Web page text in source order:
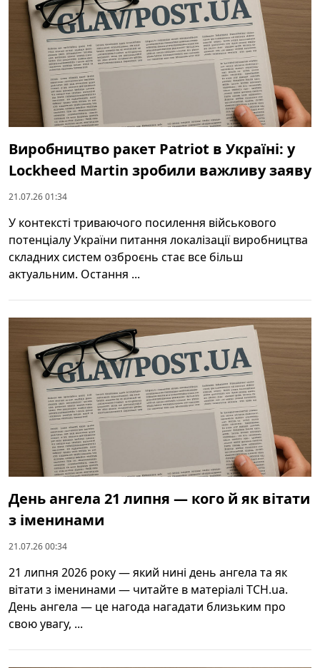
Виробництво ракет Patriot в Україні: у
Lockheed Martin зробили важливу заяву
21.07.26 01:34
У контексті триваючого посилення військового
потенціалу України питання локалізації виробництва
складних систем озброєнь стає все більш
актуальним. Остання ...
День ангела 21 липня — кого й як вітати
з іменинами
21.07.26 00:34
21 липня 2026 року — який нині день ангела та як
вітати з іменинами — читайте в матеріалі ТСН.ua.
День ангела — це нагода нагадати близьким про
свою увагу, ...